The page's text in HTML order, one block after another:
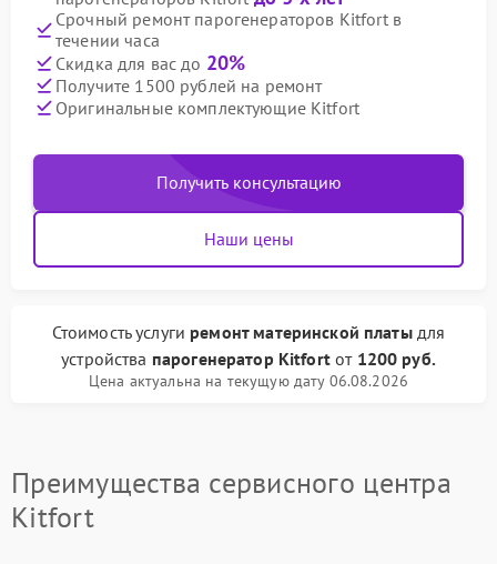
Срочный ремонт парогенераторов Kitfort в
течении часа
Скидка для вас до 20%
Получите 1500 рублей на ремонт
Оригинальные комплектующие Kitfort
Получить консультацию
Наши цены
Стоимость услуги ремонт материнской платыдля
устройства парогенератор Kitfortот 1200 руб.
Цена актуальна на текущую дату 06.08.2026
Преимущества сервисного центра
Kitfort